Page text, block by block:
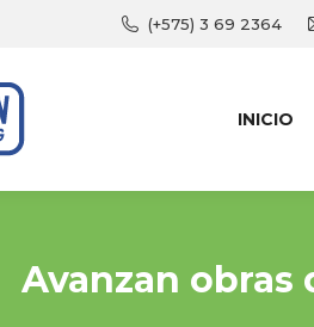
(+575) 3 69 2364
INICIO
Avanzan obras